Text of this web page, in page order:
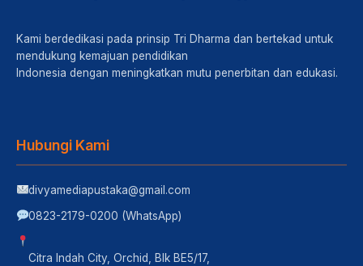
Kami berdedikasi pada prinsip Tri Dharma dan bertekad untuk
mendukung kemajuan pendidikan
Indonesia dengan meningkatkan mutu penerbitan dan edukasi.
Hubungi Kami
divyamediapustaka@gmail.com
0823-2179-0200 (WhatsApp)
Citra Indah City, Orchid, Blk BE5/17,